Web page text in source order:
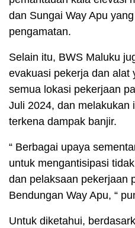
dan Sungai Way Apu
pengamatan.
Selain itu, BWS Maluku
evakuasi pekerja dan alat
semua lokasi pekerjaan
Juli 2024, dan melakukan
terkena dampak banjir.
“ Berbagai upaya
untuk mengantisipasi
dan pelaksaan pekerjaan
Bendungan Way Apu, “
Untuk diketahui,